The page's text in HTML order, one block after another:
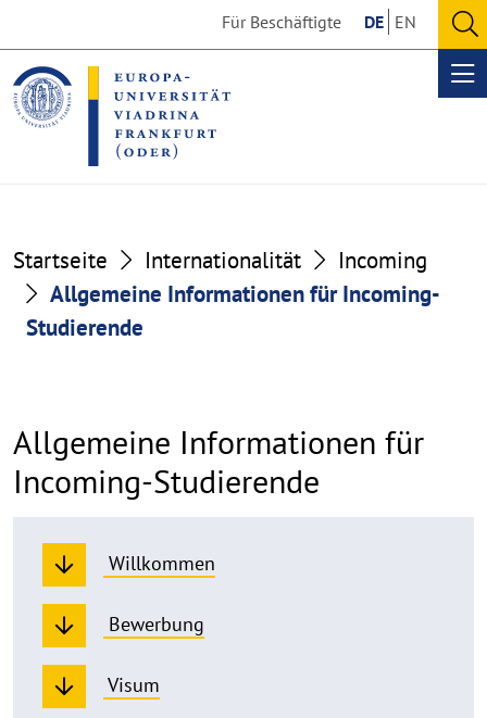
the
content
section
the
footer
section
Für Beschäftigte DE EN
Startseite Internationalität
Incoming
Allgemeine Informationen für Incoming-
Studierende
Allgemeine Informationen für
Incoming-Studierende
Willkommen
Bewerbung
Visum